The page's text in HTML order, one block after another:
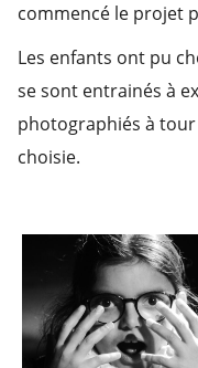
commencé le projet
Les enfants ont pu
se sont entrainés à
photographiés à
choisie.